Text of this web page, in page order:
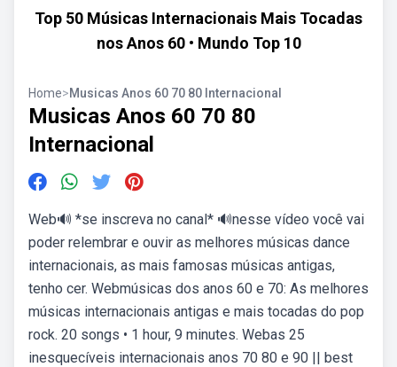
Top 50 Músicas Internacionais Mais Tocadas
nos Anos 60 • Mundo Top 10
Home>Musicas Anos 60 70 80 Internacional
Musicas Anos 60 70 80
Internacional
Web🔊 *se inscreva no canal* 🔊nesse vídeo você vai
poder relembrar e ouvir as melhores músicas dance
internacionais, as mais famosas músicas antigas,
tenho cer. Webmúsicas dos anos 60 e 70: As melhores
músicas internacionais antigas e mais tocadas do pop
rock. 20 songs • 1 hour, 9 minutes. Webas 25
inesquecíveis internacionais anos 70 80 e 90 || best